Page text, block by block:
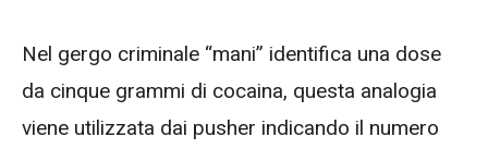
Nel gergo criminale “mani” identifica una dose
da cinque grammi di cocaina, questa analogia
viene utilizzata dai pusher indicando il numero